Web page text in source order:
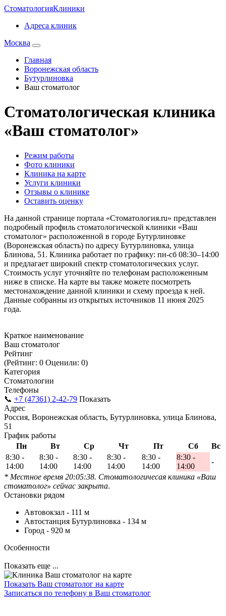
СтоматологияКлиники
Адреса клиник
Москва
Главная
Воронежская область
Бутурлиновка
Ваш стоматолог
Стоматологическая клиника
«Ваш стоматолог»
Режим работы
Фото клиники
Клиника на карте
Услуги клиники
Отзывы о клинике
Оставить оценку
На данной странице портала «Стоматология.ru» представлен
подробный профиль стоматологической клиники «Ваш
стоматолог» расположенной в городе Бутурлиновке
(Воронежская область) по адресу Бутурлиновка, улица
Блинова, 51. Клиника работает по графику: пн-сб 08:30–14:00
и предлагает широкий спектр стоматологических услуг.
Стоимость услуг уточняйте по телефонам расположенным
ниже в списке. На карте вы также можете посмотреть
местонахождение данной клиники и схему проезда к ней.
Данные собранны из открытых источников 11 июня 2025
года.
Краткое наименование
Ваш стоматолог
Рейтинг
(Рейтинг: 0 Оценили: 0)
Категория
Стоматологии
Телефоны
📞 +7 (47361) 2-42-79 Показать
Адрес
Россия, Воронежская область, Бутурлиновка, улица Блинова,
51
График работы
Пн
Вт Ср Чт Пт Сб
Вс
8:30 -
14:00
8:30 -
14:00
8:30 -
14:00
8:30 -
14:00
8:30 -
14:00
8:30 -
14:00
-
* Местное время 20:05:38. Стоматологичесая клиника «Ваш
стоматолог» сейчас закрыта.
Остановки рядом
Автовокзал - 111 м
Автостанция Бутурлиновка - 134 м
Город - 920 м
Особенности
Показать еще ...
Показать Ваш стоматолог на карте
Записаться по телефону в Ваш стоматолог